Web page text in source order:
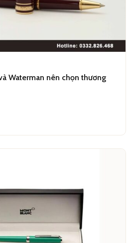
Waterman nên chọn thương